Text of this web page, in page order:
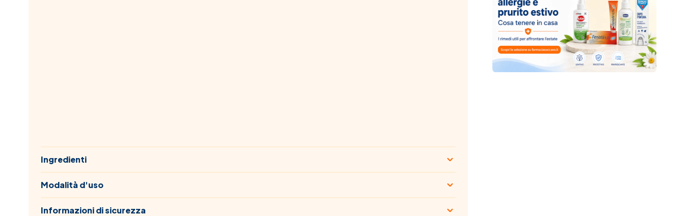
Ingredienti
Modalità d'uso
Informazioni di sicurezza